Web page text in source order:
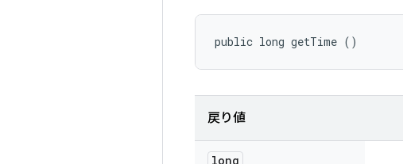
public long getTime ()
戻り値
long